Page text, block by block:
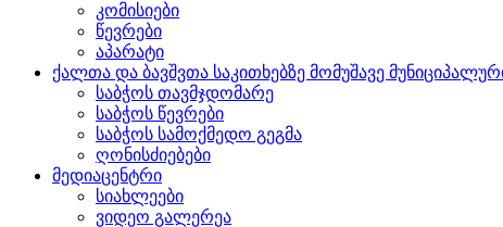
კომისიები
წევრები
აპარატი
ქალთა და ბავშვთა საკითხებზე მომუშავე
საბჭოს თავმჯდომარე
საბჭოს წევრები
საბჭოს სამოქმედო გეგმა
ღონისძიებები
მედიაცენტრი
სიახლეები
ვიდეო გალერეა